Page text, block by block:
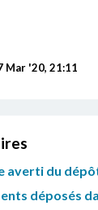
Mar '20, 21:11
averti du
déposés